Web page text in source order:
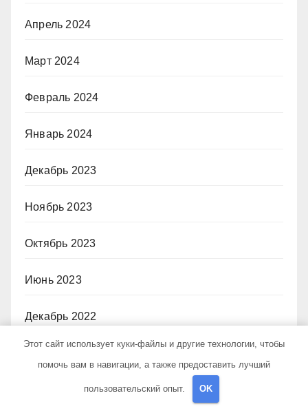
Апрель 2024
Март 2024
Февраль 2024
Январь 2024
Декабрь 2023
Ноябрь 2023
Октябрь 2023
Июнь 2023
Декабрь 2022
Этот сайт использует куки-файлы и другие технологии, чтобы
помочь вам в навигации, а также предоставить лучший
пользовательский опыт. OK